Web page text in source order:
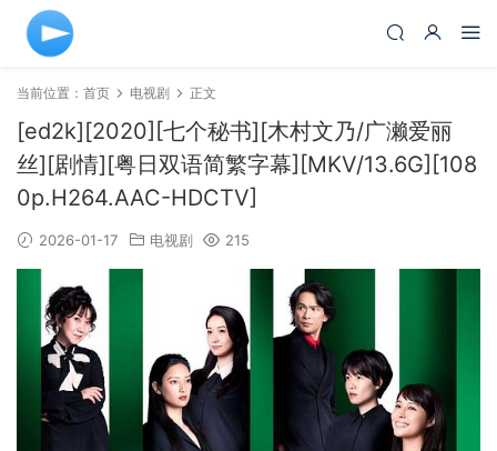
当前位置： 首页 电视剧 正文
[ed2k][2020][七个秘书][木村文乃/广濑爱丽
丝][剧情][粤日双语简繁字幕][MKV/13.6G][108
0p.H264.AAC-HDCTV]
2026-01-17 电视剧 215